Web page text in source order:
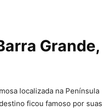
Grande,
localizada na Península
ficou famoso por suas